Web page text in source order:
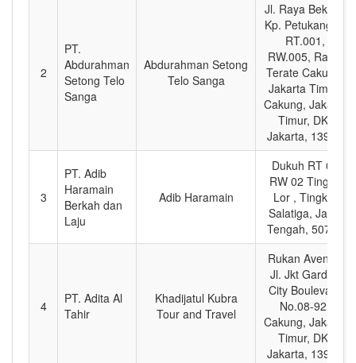
2
PT.
Abdurahman
Setong Telo
Sanga
Abdurahman Setong
Telo Sanga
Jl. Raya Bekasi,
Kp. Petukangan
RT.001,
RW.005, Rawa
Terate Cakung,
Jakarta Timur,
Cakung, Jakarta
Timur, DKI
Jakarta, 13920
3
PT. Adib
Haramain
Berkah dan
Laju
Adib Haramain
Dukuh RT 02
RW 02 Tingkir
Lor , Tingkir,
Salatiga, Jawa
Tengah, 50746
4
PT. Adita Al
Tahir
Khadijatul Kubra
Tour and Travel
Rukan Avenue
Jl. Jkt Garden
City Boulevard
No.08-92,
Cakung, Jakarta
Timur, DKI
Jakarta, 13910